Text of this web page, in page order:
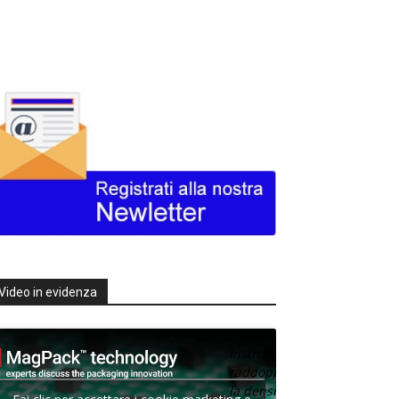
in evidenza
Texas
raddoppia
la densità